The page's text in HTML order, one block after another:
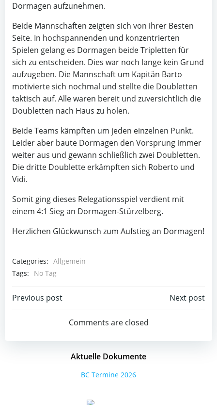
Dormagen aufzunehmen.
Beide Mannschaften zeigten sich von ihrer Besten
Seite. In hochspannenden und konzentrierten
Spielen gelang es Dormagen beide Tripletten für
sich zu entscheiden. Dies war noch lange kein Grund
aufzugeben. Die Mannschaft um Kapitän Barto
motivierte sich nochmal und stellte die Doubletten
taktisch auf. Alle waren bereit und zuversichtlich die
Doubletten nach Haus zu holen.
Beide Teams kämpften um jeden einzelnen Punkt.
Leider aber baute Dormagen den Vorsprung immer
weiter aus und gewann schließlich zwei Doubletten.
Die dritte Doublette erkämpften sich Roberto und
Vidi.
Somit ging dieses Relegationsspiel verdient mit
einem 4:1 Sieg an Dormagen-Stürzelberg.
Herzlichen Glückwunsch zum Aufstieg an Dormagen!
Categories: Allgemein
Tags:
No Tag
Post
navigation
Previous post
navigation
Next post
Comments are closed
Aktuelle Dokumente
BC Termine 2026